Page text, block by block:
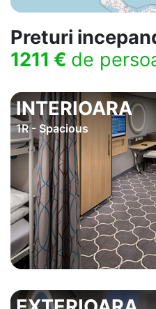
Preturi
1211 € de
INTERIOARA
1R - Spacious